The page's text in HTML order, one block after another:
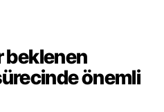
beklenen
önemli